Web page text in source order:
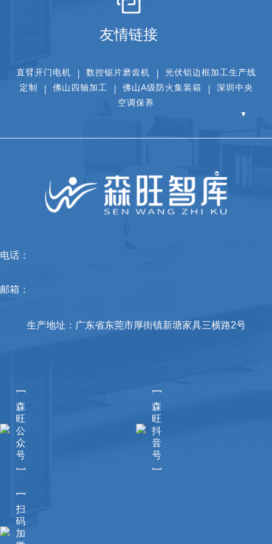
友情链接
直臂开门电机 数控锯片磨齿机
光伏铝边框加工生产线
定制
佛山四轴加工 佛山A级防火集装箱
深圳中央
空调保养
▼
电话：
邮箱：
生产地址：广东省东莞市厚街镇新塘家具三横路2号
[
森
旺
公
众
号
]
[
森
旺
抖
音
号
]
[
扫
码
加